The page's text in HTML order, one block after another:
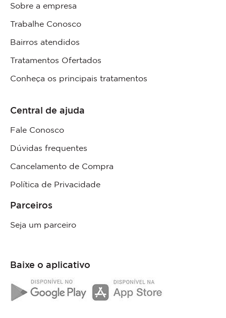
Sobre a empresa
Trabalhe Conosco
Bairros atendidos
Tratamentos Ofertados
Conheça os principais tratamentos
Central de ajuda
Fale Conosco
Dúvidas frequentes
Cancelamento de Compra
Política de Privacidade
Parceiros
Seja um parceiro
Baixe o aplicativo